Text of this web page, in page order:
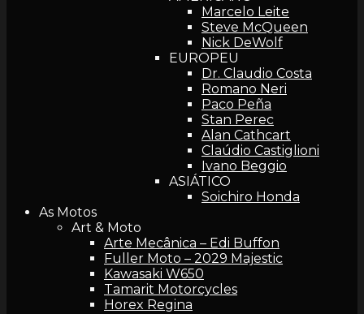
Marcelo Leite
Steve McQueen
Nick DeWolf
EUROPEU
Dr. Claudio Costa
Romano Neri
Paco Peña
Stan Perec
Alan Cathcart
Claúdio Castiglioni
Ivano Beggio
ASIÁTICO
Soichiro Honda
As Motos
Art & Moto
Arte Mecânica – Edi Buffon
Fuller Moto – 2029 Majestic
Kawasaki W650
Tamarit Motorcycles
Horex Regina